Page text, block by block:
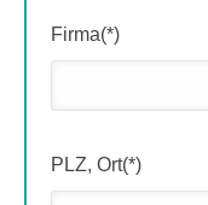
Firma(*)
PLZ, Ort(*)